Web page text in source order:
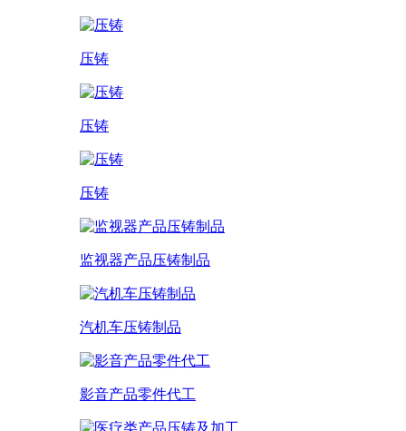
压铸
压铸
压铸
监视器产品压铸制品
汽机车压铸制品
影音产品零件代工